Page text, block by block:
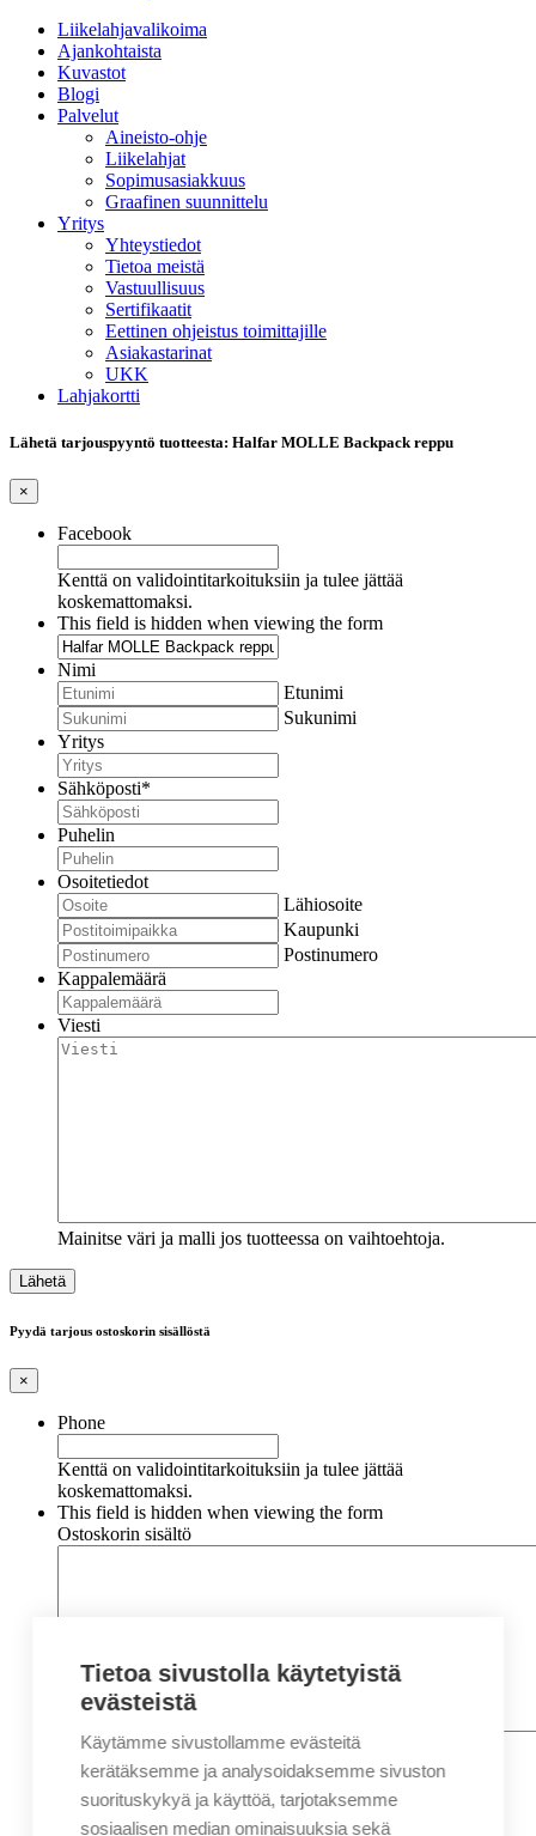
Liikelahjavalikoima
Ajankohtaista
Kuvastot
Blogi
Palvelut
Aineisto-ohje
Liikelahjat
Sopimusasiakkuus
Graafinen suunnittelu
Yritys
Yhteystiedot
Tietoa meistä
Vastuullisuus
Sertifikaatit
Eettinen ohjeistus toimittajille
Asiakastarinat
UKK
Lahjakortti
Lähetä tarjouspyyntö tuotteesta: Halfar MOLLE Backpack reppu
×
Facebook
Kenttä on validointitarkoituksiin ja tulee jättää
koskemattomaksi.
This field is hidden when viewing the form
Nimi
Etunimi
Sukunimi
Yritys
Sähköposti*
Puhelin
Osoitetiedot
Lähiosoite
Kaupunki
Postinumero
Kappalemäärä
Viesti
Mainitse väri ja malli jos tuotteessa on vaihtoehtoja.
Pyydä tarjous ostoskorin sisällöstä
×
Phone
Kenttä on validointitarkoituksiin ja tulee jättää
koskemattomaksi.
This field is hidden when viewing the form
Ostoskorin sisältö
Nimi*
Etunimi
Sukunimi
Tietoa sivustolla käytetyistä
evästeistä
Käytämme sivustollamme evästeitä
kerätäksemme ja analysoidaksemme sivuston
suorituskykyä ja käyttöä, tarjotaksemme
sosiaalisen median ominaisuuksia sekä